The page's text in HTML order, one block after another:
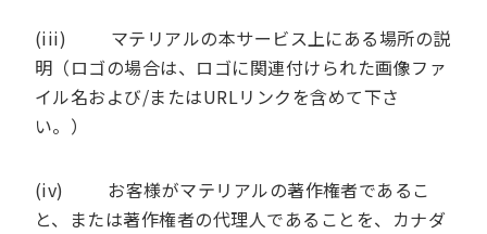
(iii) マテリアルの本サービス上にある場所の説
明（ロゴの場合は、ロゴに関連付けられた画像ファ
イル名および/またはURLリンクを含めて下さ
い。）
(iv) お客様がマテリアルの著作権者であるこ
と、または著作権者の代理人であることを、カナダ